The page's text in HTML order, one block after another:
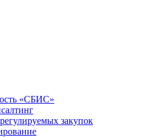
«СБИС»
закупок